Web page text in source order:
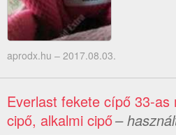
aprodx.hu – 2017.08.03.
Everlast fekete cípő 33-as
cipő, alkalmi cipő–